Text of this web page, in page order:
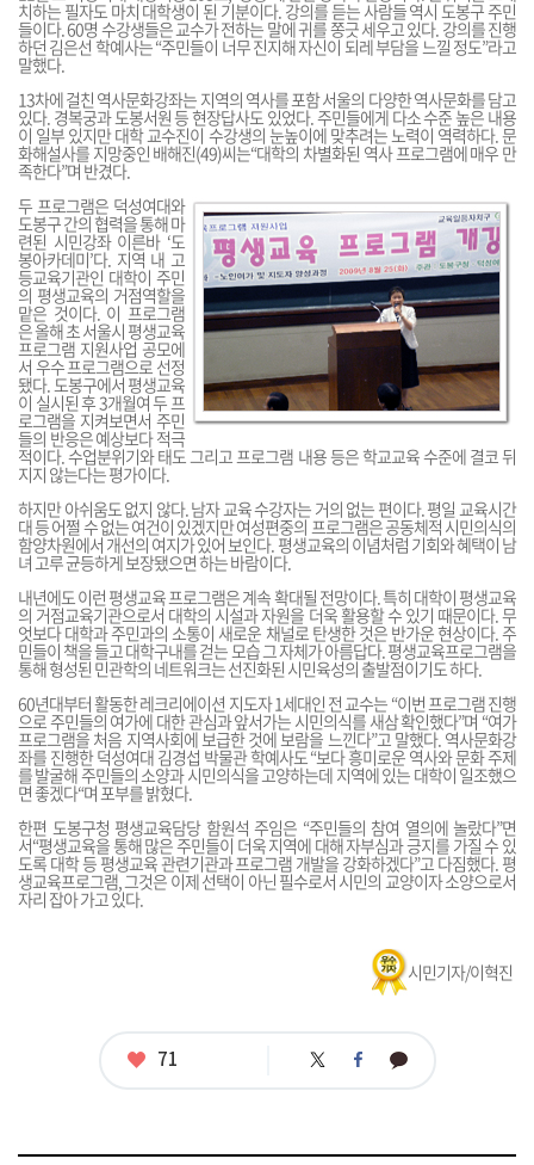
치하는 필자도 마치 대학생이 된 기분이다. 강의를 듣는 사람들 역시 도봉구 주민
들이다. 60명 수강생들은 교수가 전하는 말에 귀를 쫑긋 세우고 있다. 강의를 진행
하던 김은선 학예사는 “주민들이 너무 진지해 자신이 되레 부담을 느낄 정도”라고
말했다.
13차에 걸친 역사문화강좌는 지역의 역사를 포함 서울의 다양한 역사문화를 담고
있다. 경복궁과 도봉서원 등 현장답사도 있었다. 주민들에게 다소 수준 높은 내용
이 일부 있지만 대학 교수진이 수강생의 눈높이에 맞추려는 노력이 역력하다. 문
화해설사를 지망중인 배해진(49)씨는“대학의 차별화된 역사 프로그램에 매우 만
족한다”며 반겼다.
두 프로그램은 덕성여대와
도봉구 간의 협력을 통해 마
련된 시민강좌 이른바 ‘도
봉아카데미’다. 지역 내 고
등교육기관인 대학이 주민
의 평생교육의 거점역할을
맡은 것이다. 이 프로그램
은 올해 초 서울시 평생교육
프로그램 지원사업 공모에
서 우수 프로그램으로 선정
됐다. 도봉구에서 평생교육
이 실시된 후 3개월여 두 프
로그램을 지켜보면서 주민
들의 반응은 예상보다 적극
적이다. 수업분위기와 태도 그리고 프로그램 내용 등은 학교교육 수준에 결코 뒤
지지 않는다는 평가이다.
하지만 아쉬움도 없지 않다. 남자 교육 수강자는 거의 없는 편이다. 평일 교육시간
대 등 어쩔 수 없는 여건이 있겠지만 여성편중의 프로그램은 공동체적 시민의식의
함양차원에서 개선의 여지가 있어 보인다. 평생교육의 이념처럼 기회와 혜택이 남
녀 고루 균등하게 보장됐으면 하는 바람이다.
내년에도 이런 평생교육 프로그램은 계속 확대될 전망이다. 특히 대학이 평생교육
의 거점교육기관으로서 대학의 시설과 자원을 더욱 활용할 수 있기 때문이다. 무
엇보다 대학과 주민과의 소통이 새로운 채널로 탄생한 것은 반가운 현상이다. 주
민들이 책을 들고 대학구내를 걷는 모습 그 자체가 아름답다. 평생교육프로그램을
통해 형성된 민관학의 네트워크는 선진화된 시민육성의 출발점이기도 하다.
60년대부터 활동한 레크리에이션 지도자 1세대인 전 교수는 “이번 프로그램 진행
으로 주민들의 여가에 대한 관심과 앞서가는 시민의식를 새삼 확인했다”며 “여가
프로그램을 처음 지역사회에 보급한 것에 보람을 느낀다”고 말했다. 역사문화강
좌를 진행한 덕성여대 김경섭 박물관 학예사도 “보다 흥미로운 역사와 문화 주제
를 발굴해 주민들의 소양과 시민의식을 고양하는데 지역에 있는 대학이 일조했으
면 좋겠다“며 포부를 밝혔다.
한편 도봉구청 평생교육담당 함원석 주임은 “주민들의 참여 열의에 놀랐다”면
서“평생교육을 통해 많은 주민들이 더욱 지역에 대해 자부심과 긍지를 가질 수 있
도록 대학 등 평생교육 관련기관과 프로그램 개발을 강화하겠다”고 다짐했다. 평
생교육프로그램, 그것은 이제 선택이 아닌 필수로서 시민의 교양이자 소양으로서
자리 잡아 가고 있다.
시민기자/이혁진
좋
71
트
페
카
카